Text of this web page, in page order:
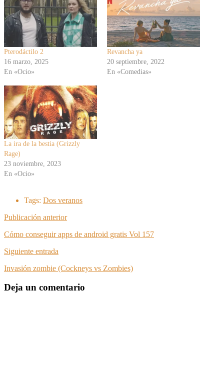
Pterodáctilo 2
16 marzo, 2025
En «Ocio»
Revancha ya
20 septiembre, 2022
En «Comedias»
La ira de la bestia (Grizzly
Rage)
23 noviembre, 2023
En «Ocio»
Tags: Dos veranos
Publicación anterior
Cómo conseguir apps de android gratis Vol 157
Siguiente entrada
Invasión zombie (Cockneys vs Zombies)
Deja un comentario